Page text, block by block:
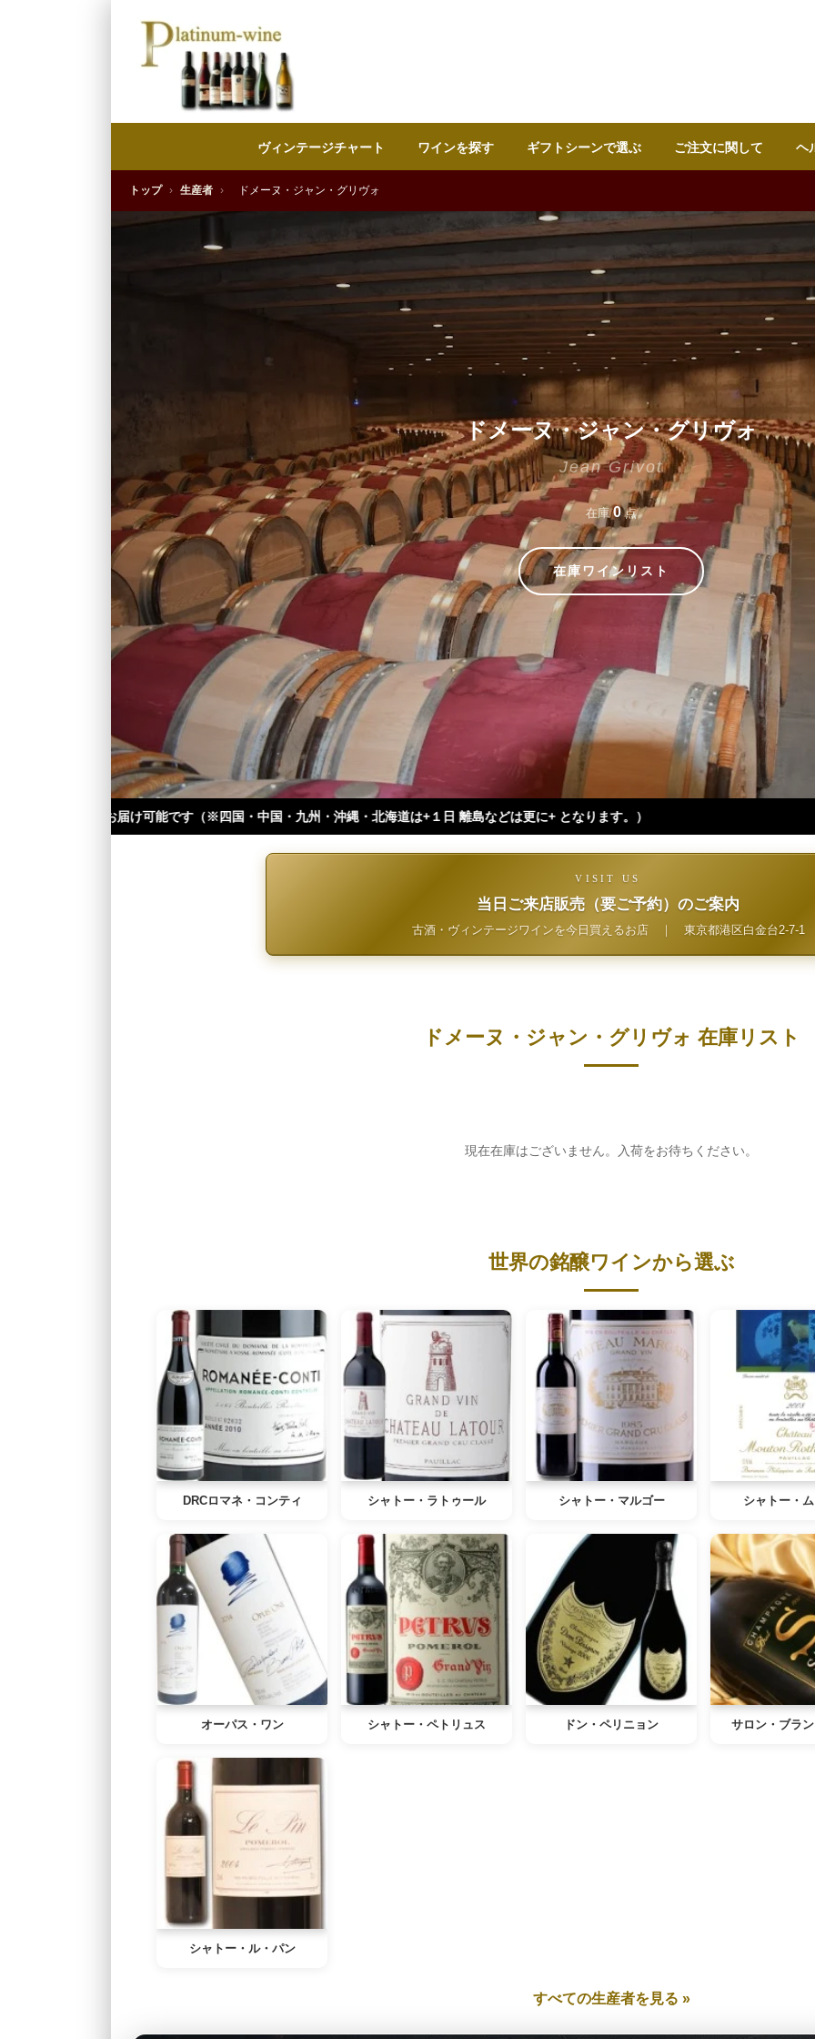
ヴィンテージチャート ワインを探す ギフトシーンで選ぶ ご注文に関して ヘ
トップ › 生産者 › ドメーヌ・ジャン・グリヴォ
ドメーヌ・ジャン・グリヴォ
Jean Grivot
在庫0点
在庫ワインリスト
※四国・中国・九州・沖縄・北海道は+１日 離島などは更に+ となります。）
VISIT US
当日ご来店販売（要ご予約）のご案内
古酒・ヴィンテージワインを今日買えるお店｜ 東京都港区白金台2-7-1
ドメーヌ・ジャン・グリヴォ 在庫リスト
現在在庫はございません。入荷をお待ちください。
世界の銘醸ワインから選ぶ
DRCロマネ・コンティ シャトー・ラトゥール シャトー・マルゴー シャトー・
オーパス・ワン シャトー・ペトリュス ドン・ペリニョン サロン・ブラ
シャトー・ル・パン
すべての生産者を見る »